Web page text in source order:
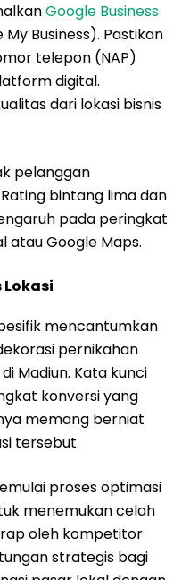
Google Business
Business). Pastikan
telepon (NAP)
digital.
dari lokasi bisnis
pelanggan
bintang lima dan
pada peringkat
atau Google Maps.
Lokasi
mencantumkan
pernikahan
Madiun. Kata kunci
konversi yang
memang berniat
tersebut.
proses optimasi
menemukan celah
oleh kompetitor
strategis bagi